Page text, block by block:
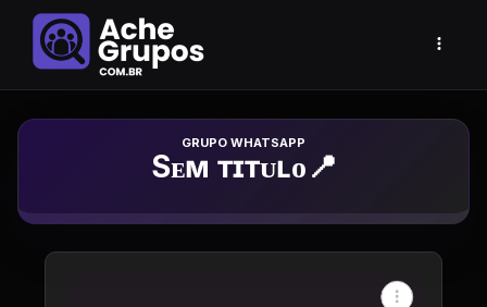
Grupo de Whatsapp
Sᴇᴍ ᴛɪᴛᴜʟᴏ📍